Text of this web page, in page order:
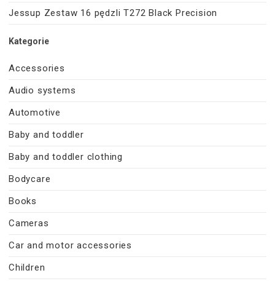
Jessup Zestaw 16 pędzli T272 Black Precision
Kategorie
Accessories
Audio systems
Automotive
Baby and toddler
Baby and toddler clothing
Bodycare
Books
Cameras
Car and motor accessories
Children